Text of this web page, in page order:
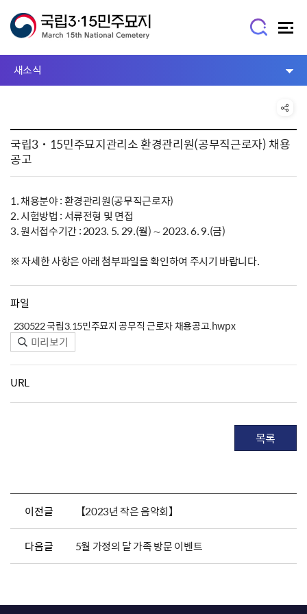
새소식
국립3˙15민주묘지관리소 환경관리원(공무직근로자) 채용
공고
1. 채용분야 : 환경관리원(공무직근로자)
2. 시험방법 : 서류전형 및 면접
3. 원서접수기간 : 2023. 5. 29.(월) ∼ 2023. 6. 9.(금)
※ 자세한 사항은 아래 첨부파일을 확인하여 주시기 바랍니다.
파일
230522 국립3.15민주묘지 공무직 근로자 채용공고.hwpx
미리보기
URL
목록
이전글 【2023년 작은 음악회】
다음글 5월 가정의 달 가족 방문 이벤트